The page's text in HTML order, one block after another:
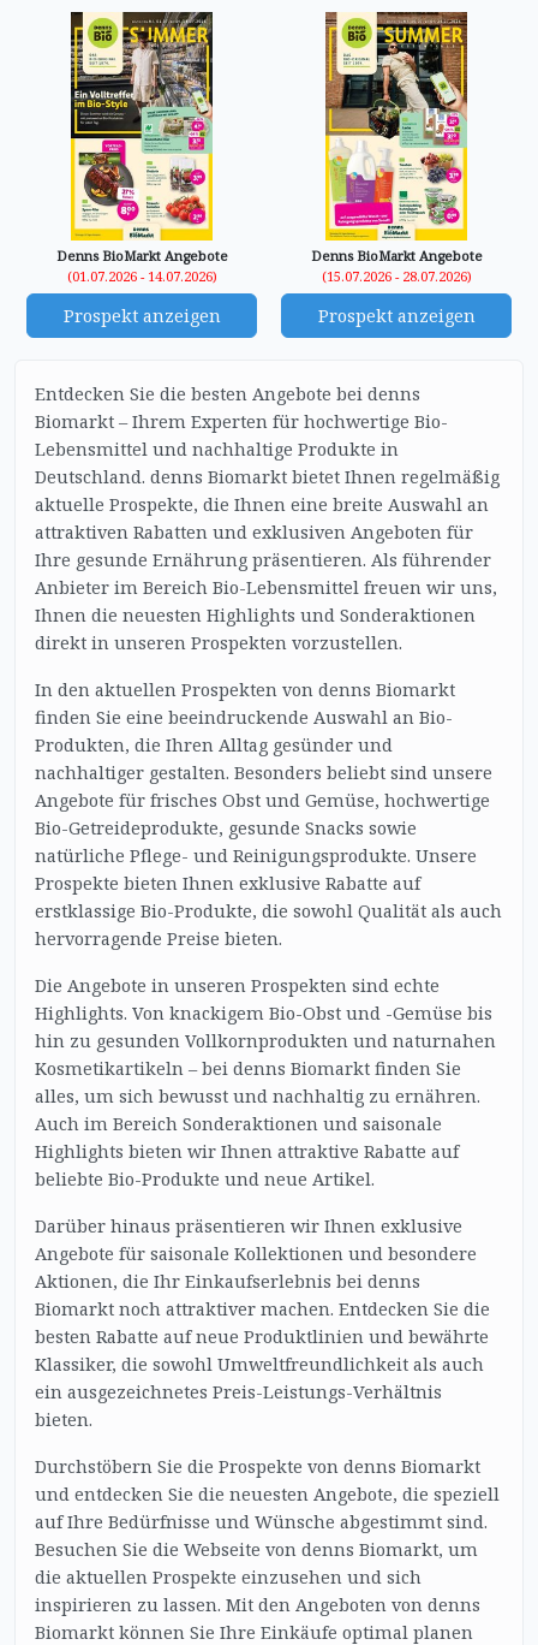
Denns BioMarkt Angebote
(01.07.2026 - 14.07.2026)
Prospekt anzeigen
Denns BioMarkt Angebote
(15.07.2026 - 28.07.2026)
Prospekt anzeigen
Entdecken Sie die besten Angebote bei denns
Biomarkt – Ihrem Experten für hochwertige Bio-
Lebensmittel und nachhaltige Produkte in
Deutschland. denns Biomarkt bietet Ihnen regelmäßig
aktuelle Prospekte, die Ihnen eine breite Auswahl an
attraktiven Rabatten und exklusiven Angeboten für
Ihre gesunde Ernährung präsentieren. Als führender
Anbieter im Bereich Bio-Lebensmittel freuen wir uns,
Ihnen die neuesten Highlights und Sonderaktionen
direkt in unseren Prospekten vorzustellen.
In den aktuellen Prospekten von denns Biomarkt
finden Sie eine beeindruckende Auswahl an Bio-
Produkten, die Ihren Alltag gesünder und
nachhaltiger gestalten. Besonders beliebt sind unsere
Angebote für frisches Obst und Gemüse, hochwertige
Bio-Getreideprodukte, gesunde Snacks sowie
natürliche Pflege- und Reinigungsprodukte. Unsere
Prospekte bieten Ihnen exklusive Rabatte auf
erstklassige Bio-Produkte, die sowohl Qualität als auch
hervorragende Preise bieten.
Die Angebote in unseren Prospekten sind echte
Highlights. Von knackigem Bio-Obst und -Gemüse bis
hin zu gesunden Vollkornprodukten und naturnahen
Kosmetikartikeln – bei denns Biomarkt finden Sie
alles, um sich bewusst und nachhaltig zu ernähren.
Auch im Bereich Sonderaktionen und saisonale
Highlights bieten wir Ihnen attraktive Rabatte auf
beliebte Bio-Produkte und neue Artikel.
Darüber hinaus präsentieren wir Ihnen exklusive
Angebote für saisonale Kollektionen und besondere
Aktionen, die Ihr Einkaufserlebnis bei denns
Biomarkt noch attraktiver machen. Entdecken Sie die
besten Rabatte auf neue Produktlinien und bewährte
Klassiker, die sowohl Umweltfreundlichkeit als auch
ein ausgezeichnetes Preis-Leistungs-Verhältnis
bieten.
Durchstöbern Sie die Prospekte von denns Biomarkt
und entdecken Sie die neuesten Angebote, die speziell
auf Ihre Bedürfnisse und Wünsche abgestimmt sind.
Besuchen Sie die Webseite von denns Biomarkt, um
die aktuellen Prospekte einzusehen und sich
inspirieren zu lassen. Mit den Angeboten von denns
Biomarkt können Sie Ihre Einkäufe optimal planen